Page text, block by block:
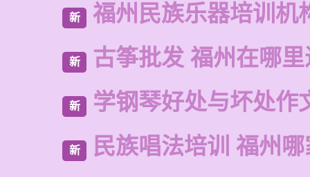
新 福州民族乐器培训机
新 古筝批发 福州在哪
新 学钢琴好处与坏处作
新 民族唱法培训 福州